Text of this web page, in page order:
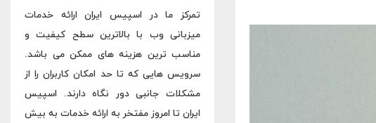
h
f
o
r
R
C
H
تمرکز ما در اسپیس ایران ارائه خدمات
میزبانی وب با بالاترین سطح کیفیت و
مناسب ترین هزینه های ممکن می باشد.
سرویس هایی که تا حد امکان کاربران را از
مشکلات جانبی دور نگاه دارند. اسپیس
ایران تا امروز مفتخر به ارائه خدمات به بیش